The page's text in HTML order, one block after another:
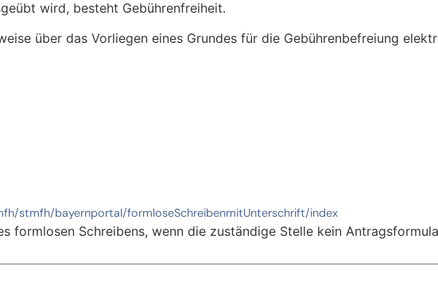
wird, besteht Gebührenfreiheit.
über das Vorliegen eines Grundes für die Gebührenbefreiung
stmfh/bayernportal/formloseSchreibenmitUnterschrift/index
formlosen Schreibens, wenn die zuständige Stelle kein